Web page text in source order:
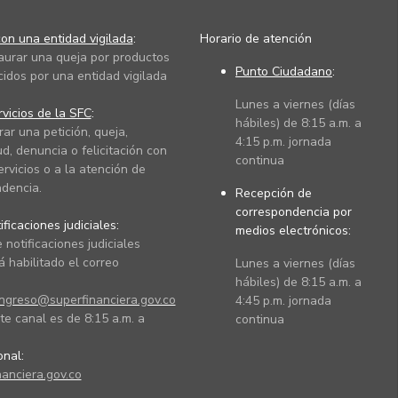
una entidad vigilada:
una queja por productos
por una entidad vigilada
de la SFC:
una petición, queja,
denuncia o felicitación con
o a la atención de
judiciales:
notificaciones judiciales
habilitado el correo
canal es de 8:15 a.m. a
Horario de atención
Punto Ciudadano:
Lunes a viernes (días
hábiles) de 8:15 a.m. a
4:15 p.m. jornada
continua
Recepción de
correspondencia por
medios electrónicos:
Lunes a viernes (días
hábiles) de 8:15 a.m. a
4:45 p.m. jornada
continua